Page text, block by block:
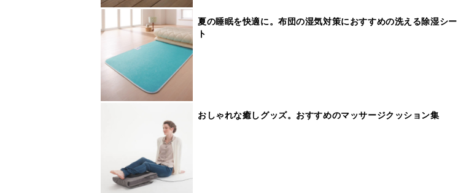
夏の睡眠を快適に。布団の湿気対策におすすめの洗える除湿シー
ト
おしゃれな癒しグッズ。おすすめのマッサージクッション集